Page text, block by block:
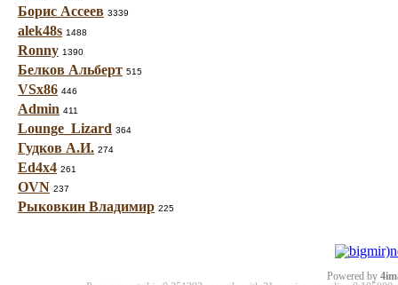
Борис Ассеев 3339
alek48s 1488
Ronny 1390
Белков Альберт 515
VSx86 446
Admin 411
Lounge_Lizard 364
Гудков А.И. 274
Ed4x4 261
OVN 237
Рыковкин Владимир 225
Powered by